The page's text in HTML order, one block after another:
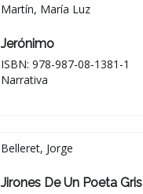
Martín, María Luz
Jerónimo
ISBN: 978-987-08-1381-1
Narrativa
Belleret, Jorge
Jirones De Un Poeta Gris